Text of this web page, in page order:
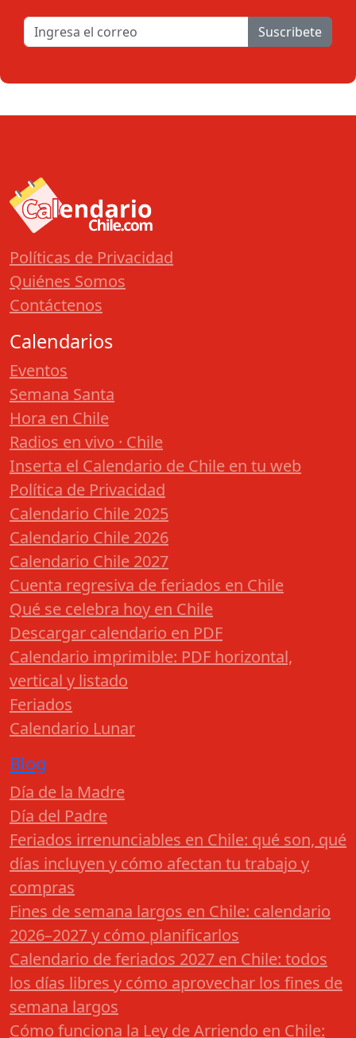
Suscribete
Políticas de Privacidad
Quiénes Somos
Contáctenos
Calendarios
Eventos
Semana Santa
Hora en Chile
Radios en vivo · Chile
Inserta el Calendario de Chile en tu web
Política de Privacidad
Calendario Chile 2025
Calendario Chile 2026
Calendario Chile 2027
Cuenta regresiva de feriados en Chile
Qué se celebra hoy en Chile
Descargar calendario en PDF
Calendario imprimible: PDF horizontal,
vertical y listado
Feriados
Calendario Lunar
Blog
Día de la Madre
Día del Padre
Feriados irrenunciables en Chile: qué son, qué
días incluyen y cómo afectan tu trabajo y
compras
Fines de semana largos en Chile: calendario
2026–2027 y cómo planificarlos
Calendario de feriados 2027 en Chile: todos
los días libres y cómo aprovechar los fines de
semana largos
Cómo funciona la Ley de Arriendo en Chile: